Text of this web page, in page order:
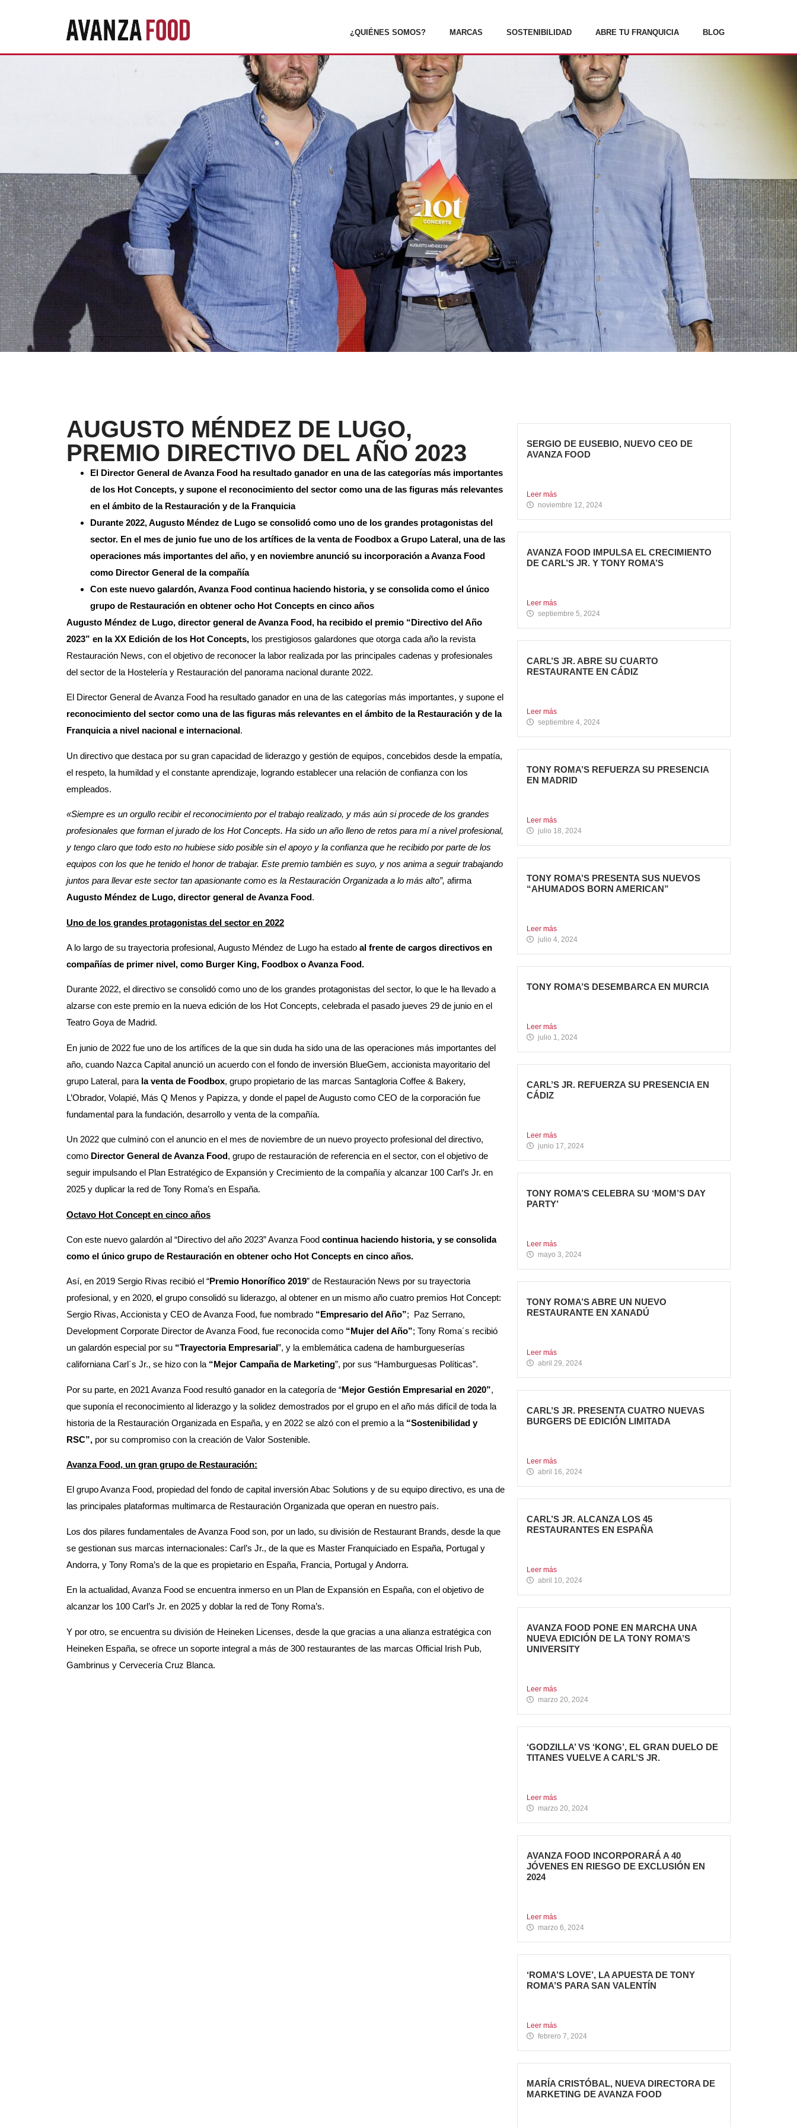
¿QUIÉNES SOMOS? MARCAS SOSTENIBILIDAD ABRE TU FRANQUICIA BLOG
SERGIO DE EUSEBIO, NUEVO CEO DE
AVANZA FOOD
Leer más
noviembre 12, 2024
AVANZA FOOD IMPULSA EL CRECIMIENTO
DE CARL’S JR. Y TONY ROMA’S
Leer más
septiembre 5, 2024
CARL’S JR. ABRE SU CUARTO
RESTAURANTE EN CÁDIZ
Leer más
septiembre 4, 2024
TONY ROMA’S REFUERZA SU PRESENCIA
EN MADRID
Leer más
julio 18, 2024
TONY ROMA’S PRESENTA SUS NUEVOS
“AHUMADOS BORN AMERICAN”
Leer más
julio 4, 2024
TONY ROMA’S DESEMBARCA EN MURCIA
Leer más
julio 1, 2024
CARL’S JR. REFUERZA SU PRESENCIA EN
CÁDIZ
Leer más
junio 17, 2024
TONY ROMA’S CELEBRA SU ‘MOM’S DAY
PARTY’
Leer más
mayo 3, 2024
TONY ROMA’S ABRE UN NUEVO
RESTAURANTE EN XANADÚ
Leer más
abril 29, 2024
CARL’S JR. PRESENTA CUATRO NUEVAS
BURGERS DE EDICIÓN LIMITADA
Leer más
abril 16, 2024
CARL’S JR. ALCANZA LOS 45
RESTAURANTES EN ESPAÑA
Leer más
abril 10, 2024
AVANZA FOOD PONE EN MARCHA UNA
NUEVA EDICIÓN DE LA TONY ROMA’S
UNIVERSITY
Leer más
marzo 20, 2024
‘GODZILLA’ VS ‘KONG’, EL GRAN DUELO DE
TITANES VUELVE A CARL’S JR.
Leer más
marzo 20, 2024
AVANZA FOOD INCORPORARÁ A 40
JÓVENES EN RIESGO DE EXCLUSIÓN EN
2024
Leer más
marzo 6, 2024
‘ROMA’S LOVE’, LA APUESTA DE TONY
ROMA’S PARA SAN VALENTÍN
Leer más
febrero 7, 2024
MARÍA CRISTÓBAL, NUEVA DIRECTORA DE
MARKETING DE AVANZA FOOD
AUGUSTO MÉNDEZ DE LUGO,
PREMIO DIRECTIVO DEL AÑO 2023
El Director General de Avanza Food ha resultado ganador en una de las categorías más importantes
de los Hot Concepts, y supone el reconocimiento del sector como una de las figuras más relevantes
en el ámbito de la Restauración y de la Franquicia
Durante 2022, Augusto Méndez de Lugo se consolidó como uno de los grandes protagonistas del
sector. En el mes de junio fue uno de los artífices de la venta de Foodbox a Grupo Lateral, una de las
operaciones más importantes del año, y en noviembre anunció su incorporación a Avanza Food
como Director General de la compañía
Con este nuevo galardón, Avanza Food continua haciendo historia, y se consolida como el único
grupo de Restauración en obtener ocho Hot Concepts en cinco años
Augusto Méndez de Lugo, director general de Avanza Food, ha recibido el premio “Directivo del Año
2023” en laXX Edición de los Hot Concepts, los prestigiosos galardones que otorga cada año la revista
Restauración News, con el objetivo de reconocer la labor realizada por las principales cadenas y profesionales
del sector de la Hostelería y Restauración del panorama nacional durante 2022.
El Director General de Avanza Food ha resultado ganador en una de las categorías más importantes, y supone el
reconocimiento del sector como una de las figuras más relevantes en el ámbito de la Restauración y de la
Franquicia a nivel nacional e internacional.
Un directivo que destaca por su gran capacidad de liderazgo y gestión de equipos, concebidos desde la empatía,
el respeto, la humildad y el constante aprendizaje, logrando establecer una relación de confianza con los
empleados.
«Siempre es un orgullo recibir el reconocimiento por el trabajo realizado, y más aún si procede de los grandes
profesionales que forman el jurado de los Hot Concepts. Ha sido un año lleno de retos para mí a nivel profesional,
y tengo claro que todo esto no hubiese sido posible sin el apoyo y la confianza que he recibido por parte de los
equipos con los que he tenido el honor de trabajar. Este premio también es suyo, y nos anima a seguir trabajando
juntos para llevar este sector tan apasionante como es la Restauración Organizada a lo más alto”, afirma
Augusto Méndez de Lugo, director general de Avanza Food.
Uno de los grandes protagonistas del sector en 2022
A lo largo de su trayectoria profesional, Augusto Méndez de Lugo ha estado al frente de cargos directivos en
compañías de primer nivel, como Burger King, Foodbox o Avanza Food.
Durante 2022, el directivo se consolidó como uno de los grandes protagonistas del sector, lo que le ha llevado a
alzarse con este premio en la nueva edición de los Hot Concepts, celebrada el pasado jueves 29 de junio en el
Teatro Goya de Madrid.
En junio de 2022 fue uno de los artífices de la que sin duda ha sido una de las operaciones más importantes del
año, cuando Nazca Capital anunció un acuerdo con el fondo de inversión BlueGem, accionista mayoritario del
grupo Lateral, para la venta de Foodbox, grupo propietario de las marcas Santagloria Coffee & Bakery,
L’Obrador, Volapié, Más Q Menos y Papizza, y donde el papel de Augusto como CEO de la corporación fue
fundamental para la fundación, desarrollo y venta de la compañía.
Un 2022 que culminó con el anuncio en el mes de noviembre de un nuevo proyecto profesional del directivo,
como Director General de Avanza Food, grupo de restauración de referencia en el sector, con el objetivo de
seguir impulsando el Plan Estratégico de Expansión y Crecimiento de la compañía y alcanzar 100 Carl’s Jr. en
2025 y duplicar la red de Tony Roma’s en España.
Octavo Hot Concept en cinco años
Con este nuevo galardón al “Directivo del año 2023” Avanza Food continua haciendo historia, y se consolida
como el único grupo de Restauración en obtener ocho Hot Concepts en cinco años.
Así, en 2019 Sergio Rivas recibió el “Premio Honorífico 2019” de Restauración News por su trayectoria
profesional, y en 2020, el grupo consolidó su liderazgo, al obtener en un mismo año cuatro premios Hot Concept:
Sergio Rivas, Accionista y CEO de Avanza Food, fue nombrado “Empresario del Año”; Paz Serrano,
Development Corporate Director de Avanza Food, fue reconocida como “Mujer del Año”; Tony Roma´s recibió
un galardón especial por su “Trayectoria Empresarial”, y la emblemática cadena de hamburgueserías
californiana Carl´s Jr., se hizo con la “Mejor Campaña de Marketing”, por sus “Hamburguesas Políticas”.
Por su parte, en 2021 Avanza Food resultó ganador en la categoría de “Mejor Gestión Empresarial en 2020”,
que suponía el reconocimiento al liderazgo y la solidez demostrados por el grupo en el año más difícil de toda la
historia de la Restauración Organizada en España, y en 2022 se alzó con el premio a la “Sostenibilidad y
RSC”, por su compromiso con la creación de Valor Sostenible.
Avanza Food, un gran grupo de Restauración:
El grupo Avanza Food, propiedad del fondo de capital inversión Abac Solutions y de su equipo directivo, es una de
las principales plataformas multimarca de Restauración Organizada que operan en nuestro país.
Los dos pilares fundamentales de Avanza Food son, por un lado, su división de Restaurant Brands, desde la que
se gestionan sus marcas internacionales: Carl’s Jr., de la que es Master Franquiciado en España, Portugal y
Andorra, y Tony Roma’s de la que es propietario en España, Francia, Portugal y Andorra.
En la actualidad, Avanza Food se encuentra inmerso en un Plan de Expansión en España, con el objetivo de
alcanzar los 100 Carl’s Jr. en 2025 y doblar la red de Tony Roma’s.
Y por otro, se encuentra su división de Heineken Licenses, desde la que gracias a una alianza estratégica con
Heineken España, se ofrece un soporte integral a más de 300 restaurantes de las marcas Official Irish Pub,
Gambrinus y Cervecería Cruz Blanca.